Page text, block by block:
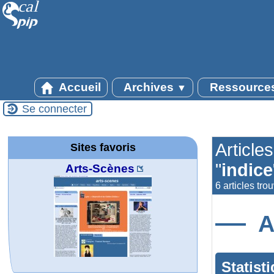
Accueil Archives ▼
Se connecter
"indice
6 articles
Sites favoris
Arts-Scènes